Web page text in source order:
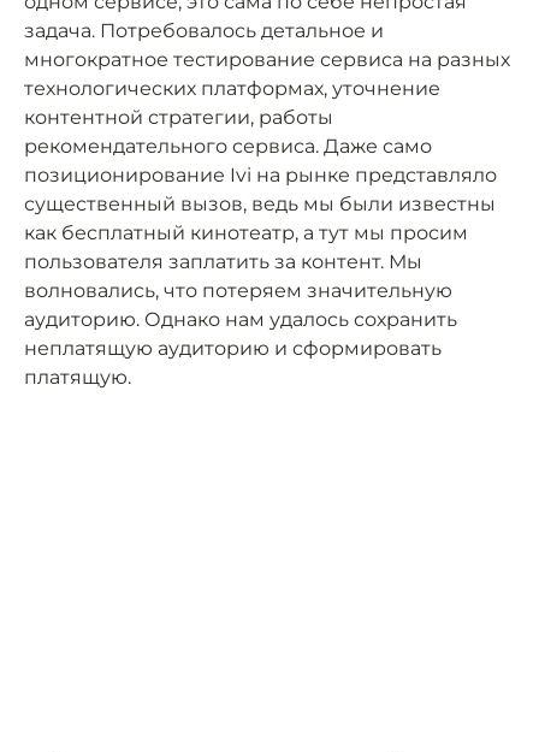
задача. Потребовалось детальное и
многократное тестирование сервиса на разных
технологических платформах, уточнение
контентной стратегии, работы
рекомендательного сервиса. Даже само
позиционирование Ivi на рынке представляло
существенный вызов, ведь мы были известны
как бесплатный кинотеатр, а тут мы просим
пользователя заплатить за контент. Мы
волновались, что потеряем значительную
аудиторию. Однако нам удалось сохранить
неплатящую аудиторию и сформировать
платящую.